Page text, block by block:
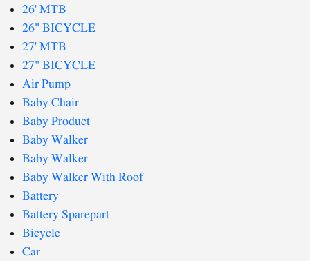
26' MTB
26" BICYCLE
27' MTB
27" BICYCLE
Air Pump
Baby Chair
Baby Product
Baby Walker
Baby Walker
Baby Walker With Roof
Battery
Battery Sparepart
Bicycle
Car